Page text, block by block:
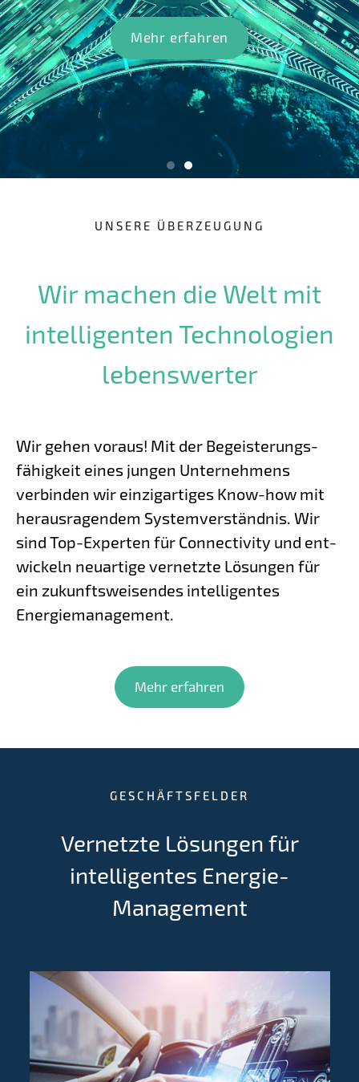
Mehr erfahren
UNSERE ÜBERZEUGUNG
Wir machen die Welt mit
intelligenten Technologien
lebenswerter
Wir gehen voraus! Mit der Begeisterungs­
fähigkeit eines jungen Unter­nehmens
verbinden wir einzigartiges Know-how mit
heraus­ragendem System­­verständnis. Wir
sind Top-Experten für Connectivity und ent­
wickeln neuartige vernetzte Lösungen für
ein zukunfts­­weisendes intel­ligentes
Energie­management.
Mehr erfahren
GESCHÄFTSFELDER
Vernetzte Lösungen für
intelligentes Energie-
Management